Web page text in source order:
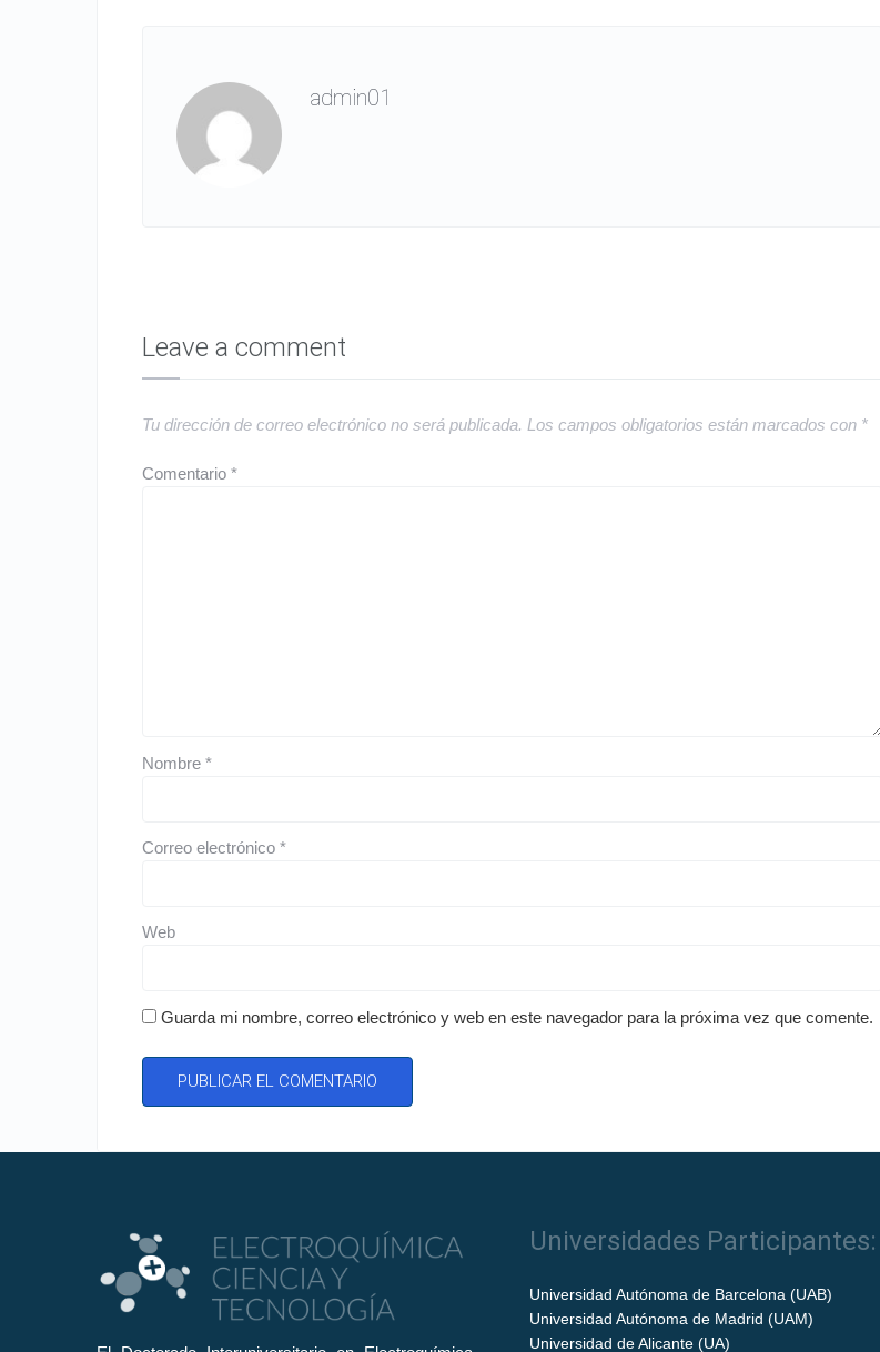
admin01
Leave a comment
Tu dirección de correo electrónico no será publicada. Los campos obligatorios están marcados con *
Comentario *
Nombre *
Correo electrónico *
Web
Guarda mi nombre, correo electrónico y web en este navegador para la próxima vez que comente.
Universidades Participantes:
Universidad Autónoma de Barcelona (UAB)
Universidad Autónoma de Madrid (UAM)
Universidad de Alicante (UA)